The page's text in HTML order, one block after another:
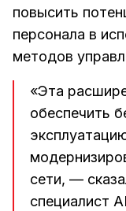
повысить
персонала в
методов
«Эта
обеспечить
сети, —
специалист